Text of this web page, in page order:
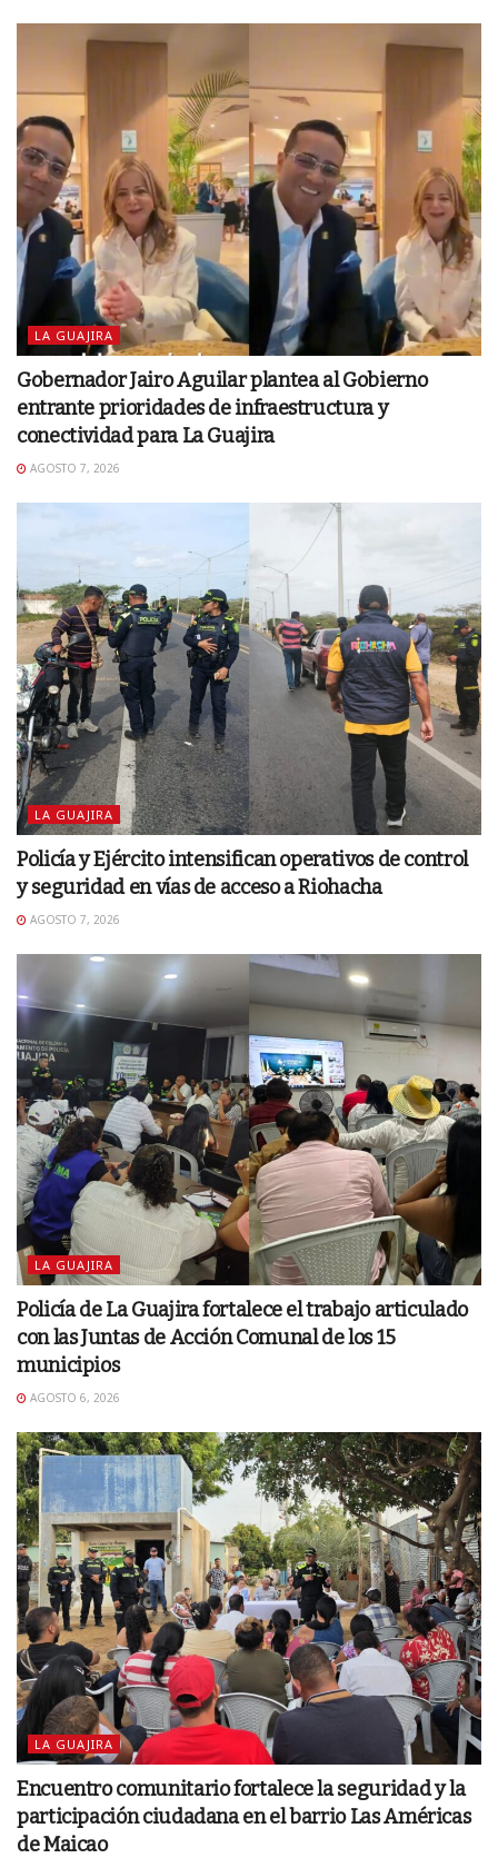
LA GUAJIRA
Gobernador Jairo Aguilar plantea al Gobierno
entrante prioridades de infraestructura y
conectividad para La Guajira
AGOSTO 7, 2026
LA GUAJIRA
Policía y Ejército intensifican operativos de control
y seguridad en vías de acceso a Riohacha
AGOSTO 7, 2026
LA GUAJIRA
Policía de La Guajira fortalece el trabajo articulado
con las Juntas de Acción Comunal de los 15
municipios
AGOSTO 6, 2026
LA GUAJIRA
Encuentro comunitario fortalece la seguridad y la
participación ciudadana en el barrio Las Américas
de Maicao